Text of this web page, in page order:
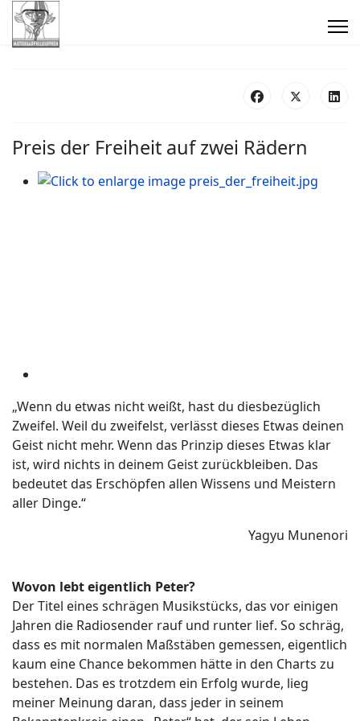
Preis der Freiheit auf zwei Rädern
„Wenn du etwas nicht weißt, hast du diesbezüglich
Zweifel. Weil du zweifelst, verlässt dieses Etwas deinen
Geist nicht mehr. Wenn das Prinzip dieses Etwas klar
ist, wird nichts in deinem Geist zurückbleiben. Das
bedeutet das Erschöpfen allen Wissens und Meistern
aller Dinge.“
Yagyu Munenori
Wovon lebt eigentlich Peter?
Der Titel eines schrägen Musikstücks, das vor einigen
Jahren die Radiosender rauf und runter lief. So schräg,
dass es mit normalen Maßstäben gemessen, eigentlich
kaum eine Chance bekommen hätte in den Charts zu
bestehen. Das es trotzdem ein Erfolg wurde, lieg
meiner Meinung daran, dass jeder in seinem